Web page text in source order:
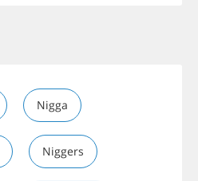
Nigga
Niggers